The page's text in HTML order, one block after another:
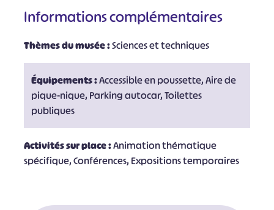
Informations complémentaires
Thèmes du musée :Sciences et techniques
Équipements :Accessible en poussette, Aire de
pique-nique, Parking autocar, Toilettes
publiques
Activités sur place :Animation thématique
spécifique, Conférences, Expositions temporaires